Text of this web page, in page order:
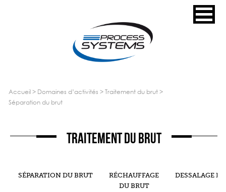
accueil> domaines d’activités > traitement du brut>
séparation du brut
Traitement du brut
SÉPARATION DU BRUT
RÉCHAUFFAGE
DU BRUT
DESSALAGE